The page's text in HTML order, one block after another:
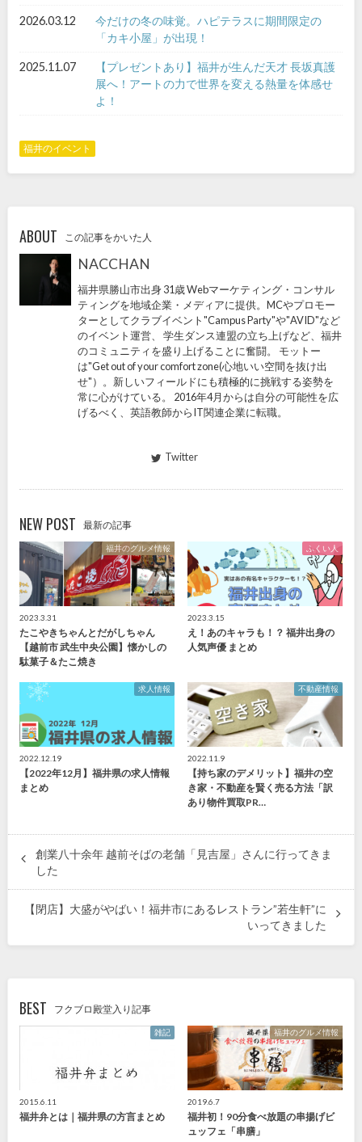
2026.03.12
今だけの冬の味覚。ハピテラスに期間限定の
「カキ小屋」が出現！
2025.11.07
【プレゼントあり】福井が生んだ天才 長坂真護
展へ！アートの力で世界を変える熱量を体感せ
よ！
福井のイベント
ABOUT この記事をかいた人
NACCHAN
福井県勝山市出身 31歳 Webマーケティング・コンサル
ティングを地域企業・メディアに提供。MCやプロモー
ターとしてクラブイベント"Campus Party"や"AVID"など
のイベント運営、 学生ダンス連盟の立ち上げなど、福井
のコミュニティを盛り上げることに奮闘。 モットー
は"Get out of your comfort zone(心地いい空間を抜け出
せ"）。新しいフィールドにも積極的に挑戦する姿勢を
常に心がけている。 2016年4月からは自分の可能性を広
げるべく、英語教師からIT関連企業に転職。
Twitter
NEW POST 最新の記事
福井のグルメ情報
2023.3.31
たこやきちゃんとだがしちゃん
【越前市 武生中央公園】懐かしの
駄菓子＆たこ焼き
ふくい人
2023.3.15
え！あのキャラも！？ 福井出身の
人気声優 まとめ
求人情報
2022.12.19
【2022年12月】福井県の求人情報
まとめ
不動産情報
2022.11.9
【持ち家のデメリット】福井の空
き家・不動産を賢く売る方法「訳
あり物件買取PR…
創業八十余年 越前そばの老舗「見吉屋」さんに行ってきま
した
【閉店】大盛がやばい！福井市にあるレストラン”若生軒”に
いってきました
BEST フクブロ殿堂入り記事
雑記
2015.6.11
福井弁とは｜福井県の方言まとめ
福井のグルメ情報
2019.6.7
福井初！90分食べ放題の串揚げビ
ュッフェ「串膳」